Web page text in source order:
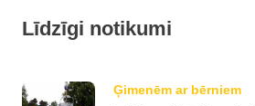
Līdzīgi notikumi
Ģimenēm ar bērniem